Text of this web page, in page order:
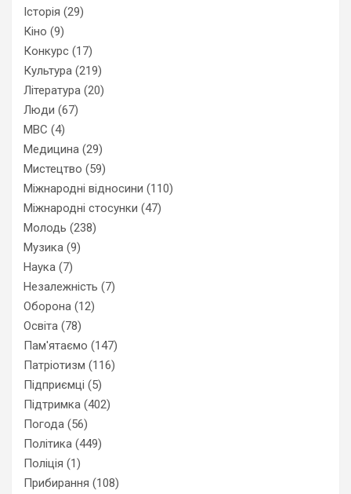
Історія (29)
Кіно (9)
Конкурс (17)
Культура (219)
Література (20)
Люди (67)
МВС (4)
Медицина (29)
Мистецтво (59)
Міжнародні відносини (110)
Міжнародні стосунки (47)
Молодь (238)
Музика (9)
Наука (7)
Незалежність (7)
Оборона (12)
Освіта (78)
Пам'ятаємо (147)
Патріотизм (116)
Підприємці (5)
Підтримка (402)
Погода (56)
Політика (449)
Поліція (1)
Прибирання (108)